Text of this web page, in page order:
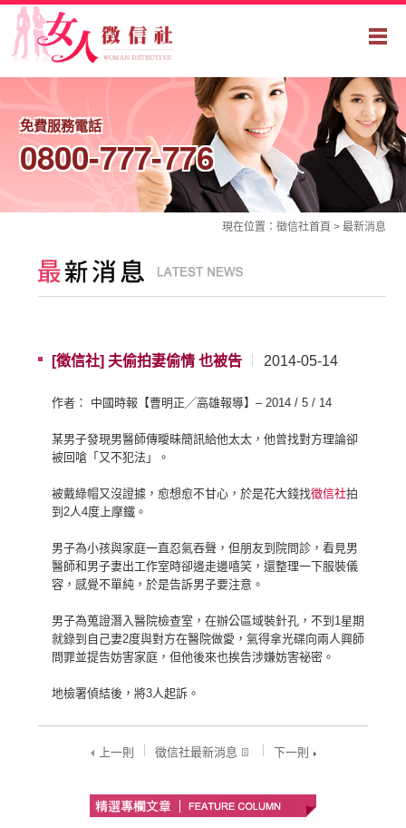
免費服務電話
0800-777-776
現在位置： 徵信社首頁 > 最新消息
[徵信社] 夫偷拍妻偷情 也被告 2014-05-14
作者： 中國時報【曹明正╱高雄報導】– 2014 / 5 / 14
某男子發現男醫師傳曖昧簡訊給他太太，他曾找對方理論卻
被回嗆「又不犯法」。
被戴綠帽又沒證據，愈想愈不甘心，於是花大錢找徵信社拍
到2人4度上摩鐵。
男子為小孩與家庭一直忍氣吞聲，但朋友到院問診，看見男
醫師和男子妻出工作室時卻邊走邊嘻笑，還整理一下服裝儀
容，感覺不單純，於是告訴男子要注意。
男子為蒐證潛入醫院檢查室，在辦公區域裝針孔，不到1星期
就錄到自己妻2度與對方在醫院做愛，氣得拿光碟向兩人興師
問罪並提告妨害家庭，但他後來也挨告涉嫌妨害祕密。
地檢署偵結後，將3人起訴。
上一則 徵信社最新消息 下一則